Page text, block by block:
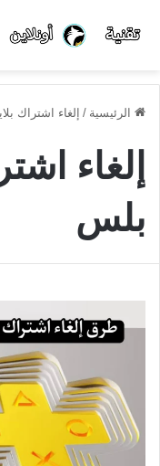
الرئيسية / إلغاء اشتراك
إلغاء
بلس